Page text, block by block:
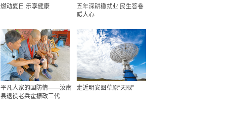
燃动夏日 乐享健康
五年深耕稳就业 民生答卷
暖人心
平凡人家的国防情——汝南
县退役老兵霍振政三代
走近明安图草原“天眼”